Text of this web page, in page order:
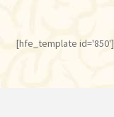
[hfe_template id='850']